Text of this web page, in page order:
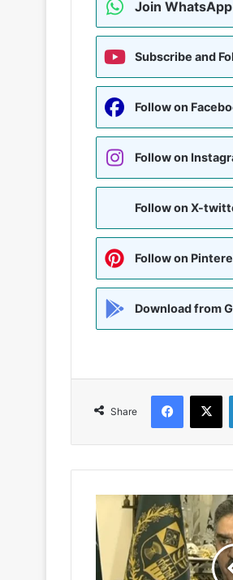
Join
Subscribe and
Follow on
Follow on
Follow on X-
Follow on
Download from
Share
Facebook
X
Pakistan
के
कार्यवाहक
पीएम
अनवर-